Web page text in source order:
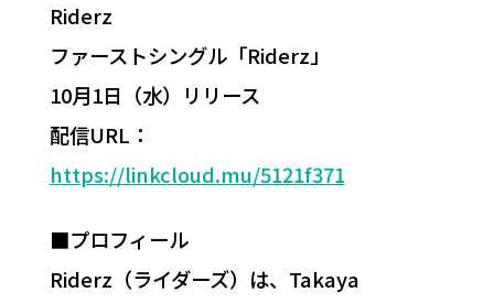
Riderz
ファーストシングル「Riderz」
10月1日（水）リリース
配信URL：
https://linkcloud.mu/5121f371
■プロフィール
Riderz（ライダーズ）は、Takaya